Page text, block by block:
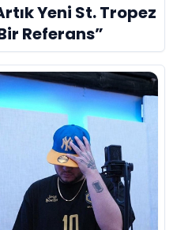
Yeni St. Tropez
Referans”